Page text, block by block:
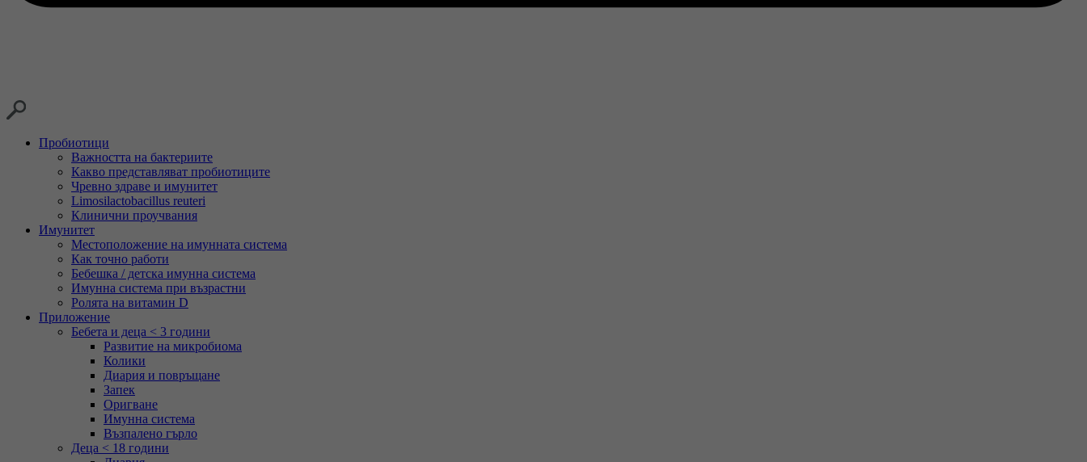
Пробиотици
Важността на бактериите
Какво представляват пробиотиците
Чревно здраве и имунитет
Limosilactobacillus reuteri
Клинични проучвания
Имунитет
Местоположение на имунната система
Как точно работи
Бебешка / детска имунна система
Имунна система при възрастни
Ролята на витамин D
Приложение
Бебета и деца < 3 години
Развитие на микробиома
Колики
Диария и повръщане
Запек
Оригване
Имунна система
Възпалено гърло
Деца < 18 години